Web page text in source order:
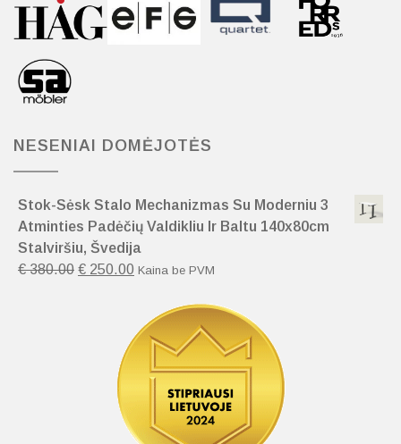
NESENIAI DOMĖJOTĖS
Stok-Sėsk Stalo Mechanizmas Su Moderniu 3
Atminties Padėčių Valdikliu Ir Baltu 140x80cm
Stalviršiu, Švedija
€380.00 € 250.00 Kaina be PVM